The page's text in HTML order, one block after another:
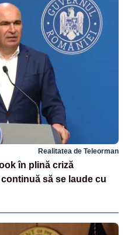
Realitatea de Teleorman
în plină criză
să se laude cu